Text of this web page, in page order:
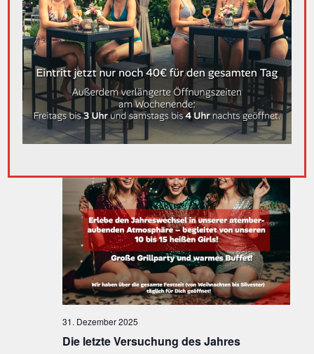
V
E
R
A
N
S
T
A
L
T
U
SucheV
E
R
A
N
S
T
L
T
U
G
A
Liste
Anstehende
Datum
wählen.
Vergangene Veranstaltungen
31
31. Dezember 2025
Die letzte Versuchung des Jahres